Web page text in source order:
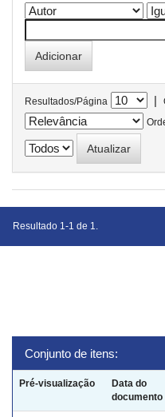
Resultados/Página |
Resultado 1-1 de 1.
Conjunto de itens:
Pré-visualização
Data do
documento